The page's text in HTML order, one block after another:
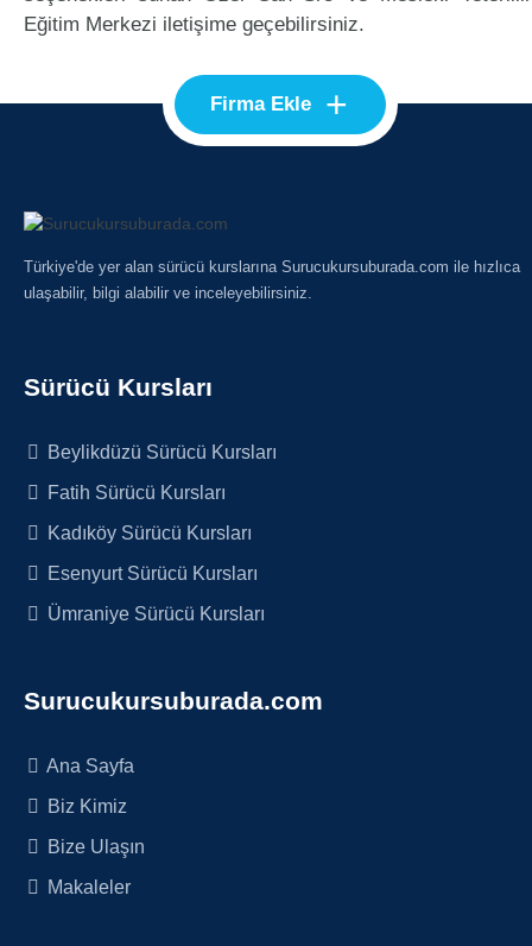
Eğitim Merkezi iletişime geçebilirsiniz.
Firma Ekle +
Türkiye'de yer alan sürücü kurslarına Surucukursuburada.com ile hızlıca
ulaşabilir, bilgi alabilir ve inceleyebilirsiniz.
Sürücü Kursları
Beylikdüzü Sürücü Kursları
Fatih Sürücü Kursları
Kadıköy Sürücü Kursları
Esenyurt Sürücü Kursları
Ümraniye Sürücü Kursları
Surucukursuburada.com
Ana Sayfa
Biz Kimiz
Bize Ulaşın
Makaleler